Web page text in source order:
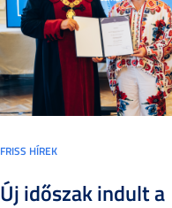
FRISS HÍREK
Új időszak indult a